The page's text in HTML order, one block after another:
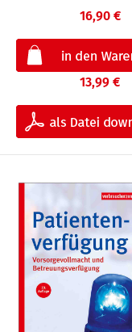
16,90 €
13,99 €